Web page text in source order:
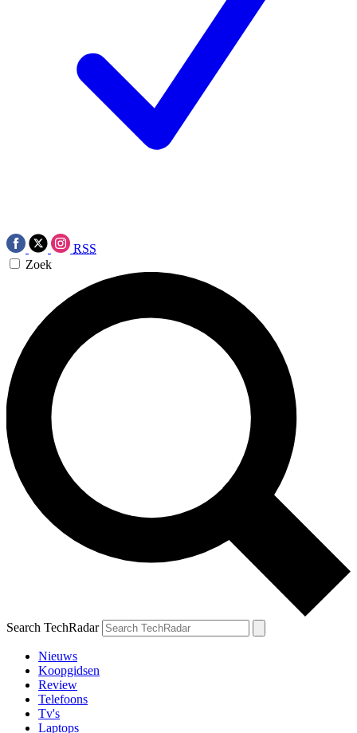
RSS
Zoek
Search TechRadar
Nieuws
Koopgidsen
Review
Telefoons
Tv's
Laptops